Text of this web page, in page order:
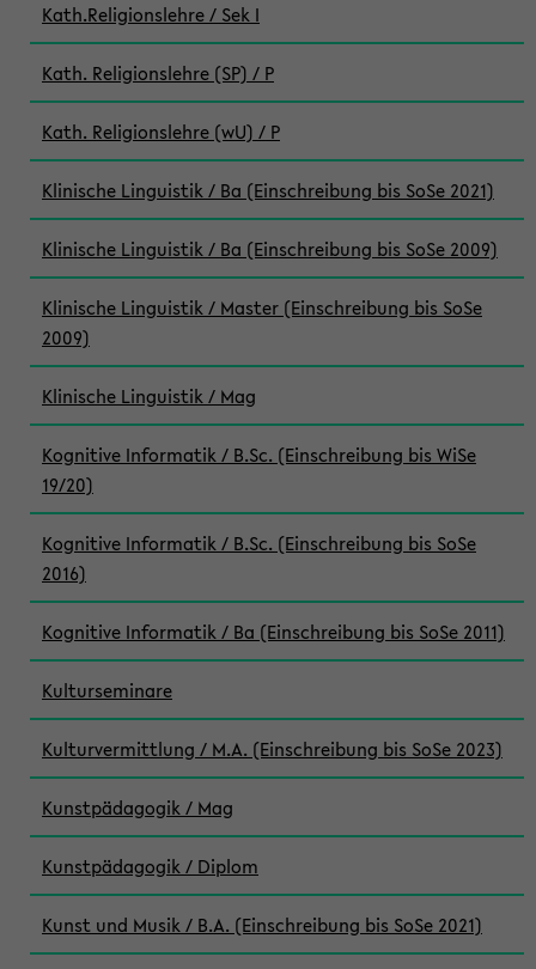
Kath.Religionslehre / Sek I
Kath. Religionslehre (SP) / P
Kath. Religionslehre (wU) / P
Klinische Linguistik / Ba (Einschreibung bis SoSe 2021)
Klinische Linguistik / Ba (Einschreibung bis SoSe 2009)
Klinische Linguistik / Master (Einschreibung bis SoSe
2009)
Klinische Linguistik / Mag
Kognitive Informatik / B.Sc. (Einschreibung bis WiSe
19/20)
Kognitive Informatik / B.Sc. (Einschreibung bis SoSe
2016)
Kognitive Informatik / Ba (Einschreibung bis SoSe 2011)
Kulturseminare
Kulturvermittlung / M.A. (Einschreibung bis SoSe 2023)
Kunstpädagogik / Mag
Kunstpädagogik / Diplom
Kunst und Musik / B.A. (Einschreibung bis SoSe 2021)